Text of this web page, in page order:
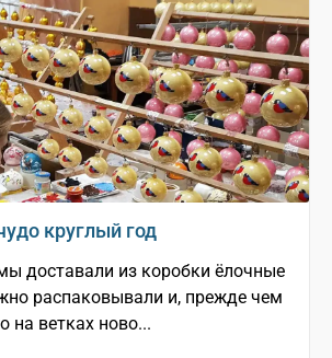
круглый год
доставали из коробки ёлочные
распаковывали и, прежде чем
на ветках ново...